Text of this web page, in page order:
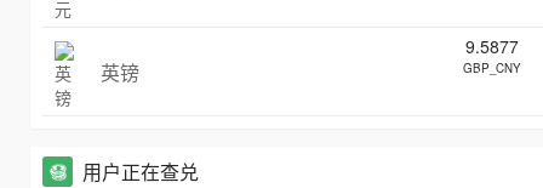
英镑
9.5877
GBP_CNY
用户正在查兑